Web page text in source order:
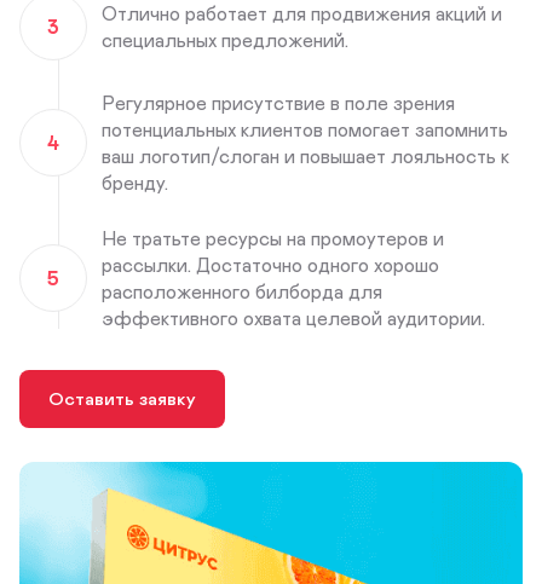
3
Отлично работает для продвижения акций и
специальных предложений.
4
Регулярное присутствие в поле зрения
потенциальных клиентов помогает запомнить
ваш логотип/слоган и повышает лояльность к
бренду.
5
Не тратьте ресурсы на промоутеров и
рассылки. Достаточно одного хорошо
расположенного билборда для
эффективного охвата целевой аудитории.
Оставить заявку